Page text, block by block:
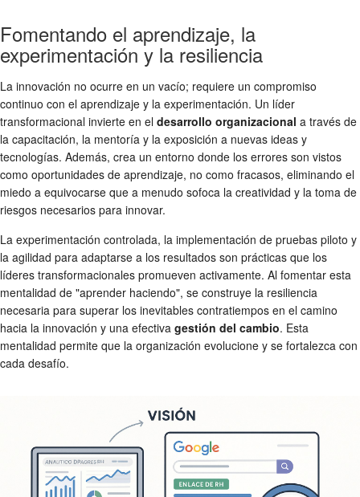
Fomentando el aprendizaje, la
experimentación y la resiliencia
La innovación no ocurre en un vacío; requiere un compromiso
continuo con el aprendizaje y la experimentación. Un líder
transformacional invierte en el desarrollo organizacional a través de
la capacitación, la mentoría y la exposición a nuevas ideas y
tecnologías. Además, crea un entorno donde los errores son vistos
como oportunidades de aprendizaje, no como fracasos, eliminando el
miedo a equivocarse que a menudo sofoca la creatividad y la toma de
riesgos necesarios para innovar.
La experimentación controlada, la implementación de pruebas piloto y
la agilidad para adaptarse a los resultados son prácticas que los
líderes transformacionales promueven activamente. Al fomentar esta
mentalidad de "aprender haciendo", se construye la resiliencia
necesaria para superar los inevitables contratiempos en el camino
hacia la innovación y una efectiva gestión del cambio. Esta
mentalidad permite que la organización evolucione y se fortalezca con
cada desafío.